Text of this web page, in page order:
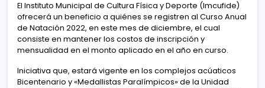
El Instituto Municipal de Cultura Física y Deporte (Imcufide)
ofrecerá un beneficio a quiénes se registren al Curso Anual
de Natación 2022, en este mes de diciembre, el cual
consiste en mantener los costos de inscripción y
mensualidad en el monto aplicado en el año en curso.
Iniciativa que, estará vigente en los complejos acúaticos
Bicentenario y «Medallistas Paralímpicos» de la Unidad